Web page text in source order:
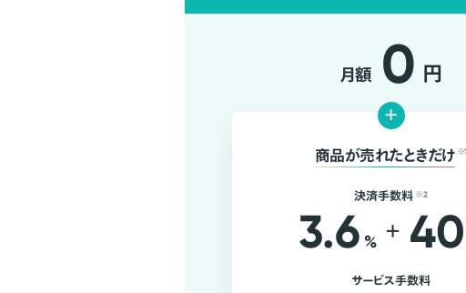
月額 0 円
+
商品が売れたときだけ ※1
決済手数料 ※2
3.6 % + 40
サービス手数料